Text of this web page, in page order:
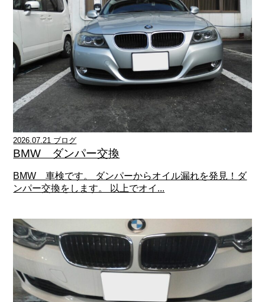
2026.07.21 ブログ
BMW ダンパー交換
BMW 車検です。 ダンパーからオイル漏れを発見！ダ
ンパー交換をします。 以上でオイ...